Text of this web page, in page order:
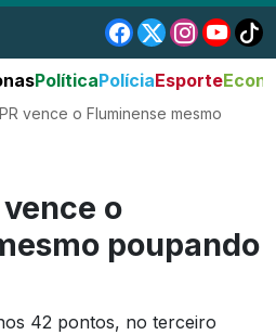
PolíticaPolíciaEsporte
vence o Fluminense mesmo
o
poupando
42 pontos, no terceiro